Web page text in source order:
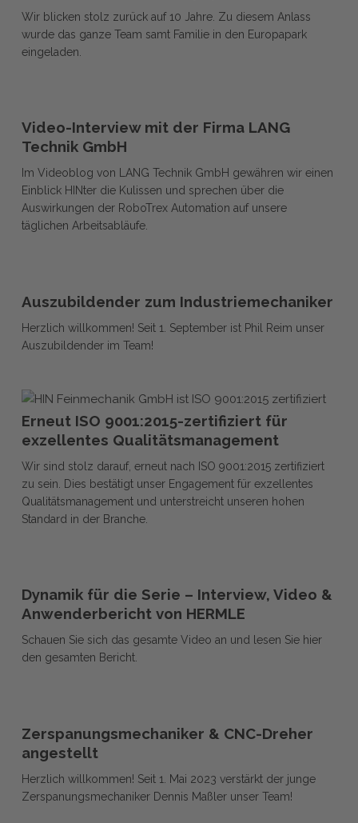
–
Jubiläumsfeier
Feinmechanik
–
Jubiläumsfeier
Wir blicken stolz zurück auf 10 Jahre. Zu diesem Anlass
wurde das ganze Team samt Familie in den Europapark
eingeladen.
Interview
mit
Firma
LANG
Technik
Video-
Interview
der
Firma
LANG
Technik
Video-Interview mit der Firma LANG
Technik GmbH
Im Videoblog von LANG Technik GmbH gewähren wir einen
Einblick HINter die Kulissen und sprechen über die
Auswirkungen der RoboTrex Automation auf unsere
täglichen Arbeitsabläufe.
zum
Auszubildender
Industriemechaniker
Auszubildender zum Industriemechaniker
Herzlich willkommen! Seit 1. September ist Phil Reim unser
Auszubildender im Team!
Erneut
ISO
9001:2015-
für
exzellentes
Qualitätsmanagement
Erneut
ISO
zertifiziert
für
exzellentes
Qualitätsmanagement
Erneut ISO 9001:2015-zertifiziert für
exzellentes Qualitätsmanagement
Wir sind stolz darauf, erneut nach ISO 9001:2015 zertifiziert
zu sein. Dies bestätigt unser Engagement für exzellentes
Qualitätsmanagement und unterstreicht unseren hohen
Standard in der Branche.
für
die
–
Interview,
Anwenderbericht
HERMLE
Dynamik
für
Serie
–
Anwenderbericht
von
HERMLE
Dynamik für die Serie – Interview, Video &
Anwenderbericht von HERMLE
Schauen Sie sich das gesamte Video an und lesen Sie hier
den gesamten Bericht.
&
CNC-
angestellt
Zerspanungsmechaniker
CNC-
Dreher
angestellt
Zerspanungsmechaniker & CNC-Dreher
angestellt
Herzlich willkommen! Seit 1. Mai 2023 verstärkt der junge
Zerspanungsmechaniker Dennis Maßler unser Team!